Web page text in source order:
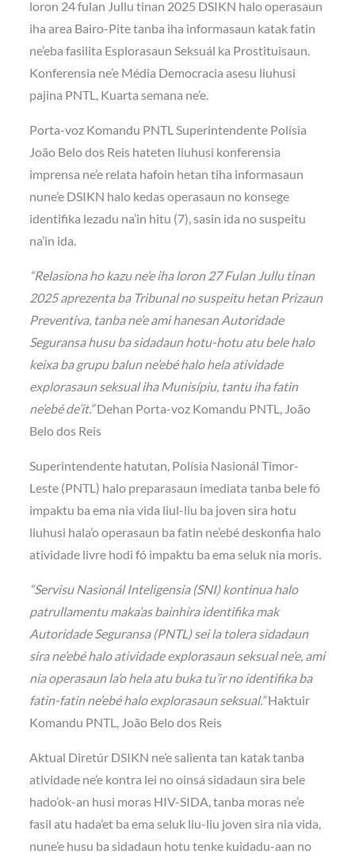
loron 24 fulan Jullu tinan 2025 DSIKN halo operasaun
iha area Bairo-Pite tanba iha informasaun katak fatin
ne’eba fasilita Esplorasaun Seksuál ka Prostituisaun.
Konferensia ne’e Média Democracia asesu liuhusi
pajina PNTL, Kuarta semana ne’e.
Porta-voz Komandu PNTL Superintendente Polísia
João Belo dos Reis hateten liuhusi konferensia
imprensa ne’e relata hafoin hetan tiha informasaun
nune’e DSIKN halo kedas operasaun no konsege
identifika lezadu na’in hitu (7), sasin ida no suspeitu
na’in ida.
“Relasiona ho kazu ne’e iha loron 27 Fulan Jullu tinan
2025 aprezenta ba Tribunal no suspeitu hetan Prizaun
Preventiva, tanba ne’e ami hanesan Autoridade
Seguransa husu ba sidadaun hotu-hotu atu bele halo
keixa ba grupu balun ne’ebé halo hela atividade
explorasaun seksual iha Munisípiu, tantu iha fatin
ne’ebé de’it.”Dehan Porta-voz Komandu PNTL, João
Belo dos Reis
Superintendente hatutan, Polísia Nasionál Timor-
Leste (PNTL) halo preparasaun imediata tanba bele fó
impaktu ba ema nia vida liul-liu ba joven sira hotu
liuhusi hala’o operasaun ba fatin ne’ebé deskonfia halo
atividade livre hodi fó impaktu ba ema seluk nia moris.
“Servisu Nasionál Inteligensia (SNI) kontinua halo
patrullamentu maka’as bainhira identifika mak
Autoridade Seguransa (PNTL) sei la tolera sidadaun
sira ne’ebé halo atividade explorasaun seksual ne’e, ami
nia operasaun la’o hela atu buka tu’ir no identifika ba
fatin-fatin ne’ebé halo explorasaun seksual.”Haktuir
Komandu PNTL, João Belo dos Reis
Aktual Diretúr DSIKN ne’e salienta tan katak tanba
atividade ne’e kontra lei no oinsá sidadaun sira bele
hado’ok-an husi moras HIV-SIDA, tanba moras ne’e
fasil atu hada’et ba ema seluk liu-liu joven sira nia vida,
nune’e husu ba sidadaun hotu tenke kuidadu-aan no